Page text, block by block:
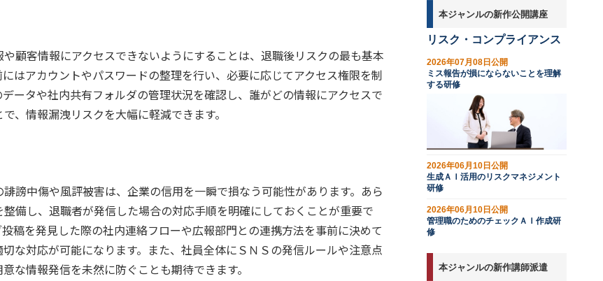
顧客情報にアクセスできないようにすることは、退職後リスクの最も基本
はアカウントやパスワードの整理を行い、必要に応じてアクセス権限を制
ータや社内共有フォルダの管理状況を確認し、誰がどの情報にアクセスで
、情報漏洩リスクを大幅に軽減できます。
謗中傷や風評被害は、企業の信用を一瞬で損なう可能性があります。あら
備し、退職者が発信した場合の対応手順を明確にしておくことが重要で
稿を発見した際の社内連絡フローや広報部門との連携方法を事前に決めて
な対応が可能になります。また、社員全体にＳＮＳの発信ルールや注意点
な情報発信を未然に防ぐことも期待できます。
本ジャンルの新作公開講座
リスク・コンプライアンス
2026年07月08日公開
ミス報告が損にならないことを理解
する研修
2026年06月10日公開
生成ＡＩ活用のリスクマネジメント
研修
2026年06月10日公開
管理職のためのチェックＡＩ作成研
修
本ジャンルの新作講師派遣